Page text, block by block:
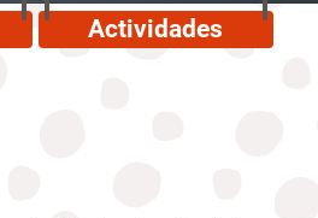
Actividades